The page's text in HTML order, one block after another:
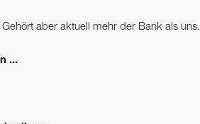
aber aktuell mehr der Bank als uns.
...